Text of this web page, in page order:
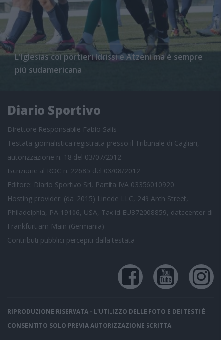
L'Iglesias coi portieri Idrissi e Atzeni ma è sempre
più sudamericana
Diario Sportivo
Direttore Responsabile Fabio Salis
Testata giornalistica registrata presso il Tribunale di Cagliari,
autorizzazione n. 18 del 03/07/2012
Iscrizione al ROC n. 22685 del 03/08/2012
Editore: Diario Sportivo Srl, Partita IVA 03356010920
Hosting provider: (dal 2015) Linode LLC, 249 Arch Street,
Philadelphia, PA 19106, USA, Tax id EU372008859, datacenter di
Frankfurt am Main (Germania)
Contributi pubblici percepiti dalla testata
RIPRODUZIONE RISERVATA - L'UTILIZZO DELLE FOTO E DEI TESTI È
CONSENTITO SOLO PREVIA AUTORIZZAZIONE SCRITTA